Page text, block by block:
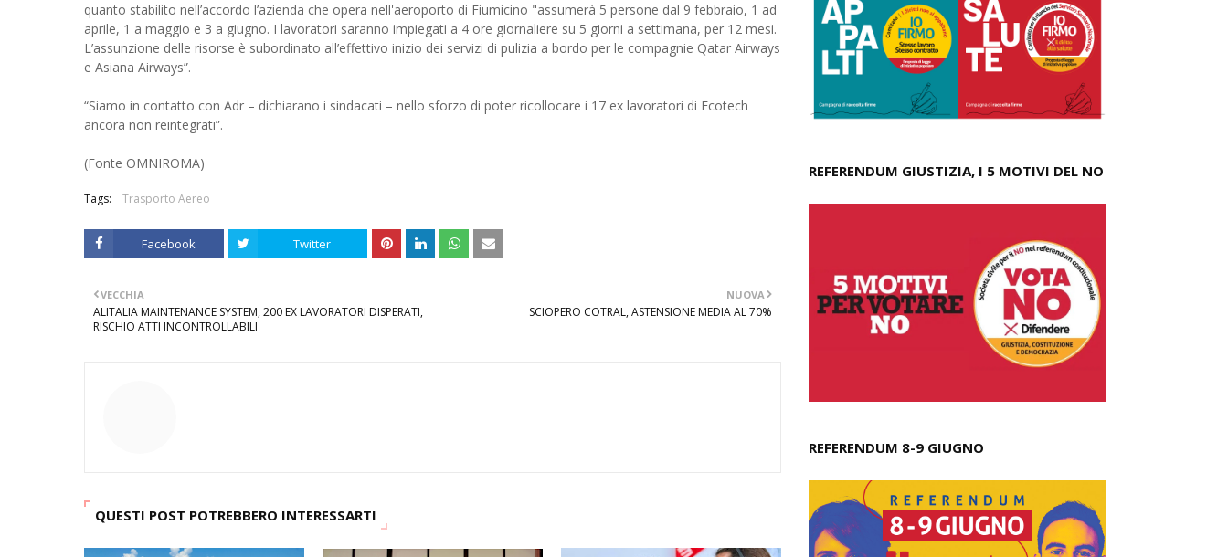
quanto stabilito nell’accordo l’azienda che opera nell'aeroporto di Fiumicino "assumerà 5 persone dal 9 febbraio, 1 ad
aprile, 1 a maggio e 3 a giugno. I lavoratori saranno impiegati a 4 ore giornaliere su 5 giorni a settimana, per 12 mesi.
L’assunzione delle risorse è subordinato all’effettivo inizio dei servizi di pulizia a bordo per le compagnie Qatar Airways
e Asiana Airways”.
“Siamo in contatto con Adr – dichiarano i sindacati – nello sforzo di poter ricollocare i 17 ex lavoratori di Ecotech
ancora non reintegrati”.
(Fonte OMNIROMA)
Tags: Trasporto Aereo
Facebook Twitter
NUOVA
SCIOPERO COTRAL, ASTENSIONE MEDIA AL 70%
VECCHIA
ALITALIA MAINTENANCE SYSTEM, 200 EX LAVORATORI DISPERATI,
RISCHIO ATTI INCONTROLLABILI
QUESTI POST POTREBBERO INTERESSARTI
REFERENDUM GIUSTIZIA, I 5 MOTIVI DEL NO
REFERENDUM 8-9 GIUGNO